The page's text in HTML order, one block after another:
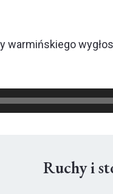
Ruchy i